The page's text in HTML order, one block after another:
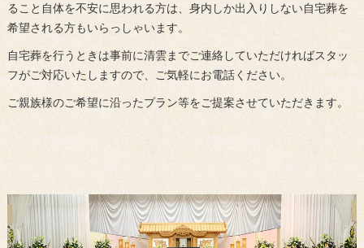
ること自体を不安に思われる方は、身内しか出入りしない自宅葬を
希望される方もいらっしゃいます。
自宅葬を行うときは事前に清雲までご連絡していただければスタッ
フがご対応いたしますので、ご気軽にお電話ください。
ご親族様のご希望に沿ったプラン等をご提案させていただきます。